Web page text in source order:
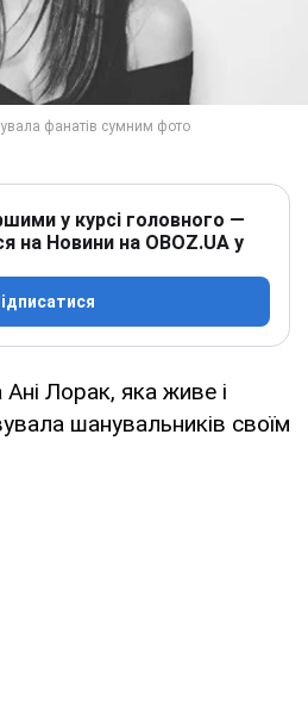
у курсі головного —
на Новини на OBOZ.UA у
Ані Лорак, яка живе і
шанувальників своїм